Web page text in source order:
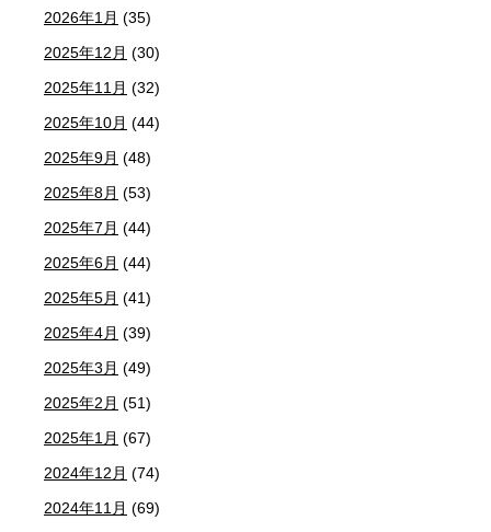
2026年1月 (35)
2025年12月 (30)
2025年11月 (32)
2025年10月 (44)
2025年9月 (48)
2025年8月 (53)
2025年7月 (44)
2025年6月 (44)
2025年5月 (41)
2025年4月 (39)
2025年3月 (49)
2025年2月 (51)
2025年1月 (67)
2024年12月 (74)
2024年11月 (69)